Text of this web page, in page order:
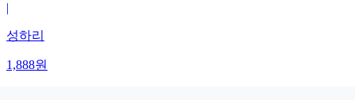
|
성하리
1,888원